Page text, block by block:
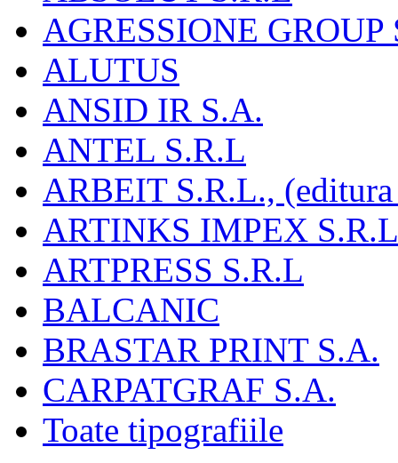
AGRESSIONE GROUP
ALUTUS
ANSID IR S.A.
ANTEL S.R.L
ARBEIT S.R.L.,
ARTINKS IMPEX
ARTPRESS S.R.L
BALCANIC
BRASTAR PRINT S.A.
CARPATGRAF S.A.
Toate tipografiile